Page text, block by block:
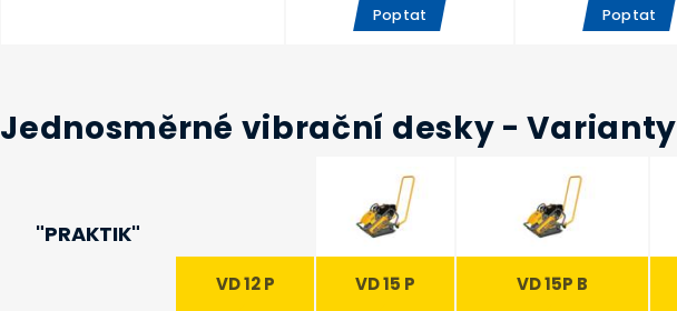
Poptat Poptat
Jednosměrné vibrační desky - Varianty
"PRAKTIK"
VD 12 P VD 15 P VD 15P B